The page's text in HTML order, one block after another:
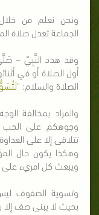
ونحن نعلم من
الجماعة تعدل صلاة
وقد هدد النَّبِيِّ –
أول الصلاة أو في
الصلاة والسلام:
والمراد بمخالفة
وجوهكم على الحب
تتلاقى إلا على
وهكذا يكون حال
ويبعث كل امريء على
وتسوية الصفوف
بحيث لا يبنى صف إلا